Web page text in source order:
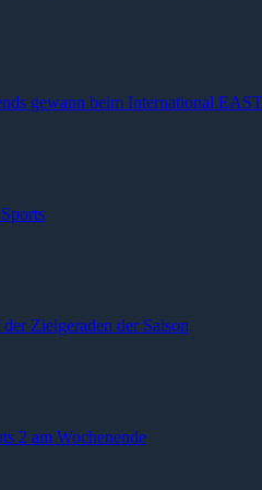
gewann beim International
Zielgeraden der Saison
2 am Wochenende